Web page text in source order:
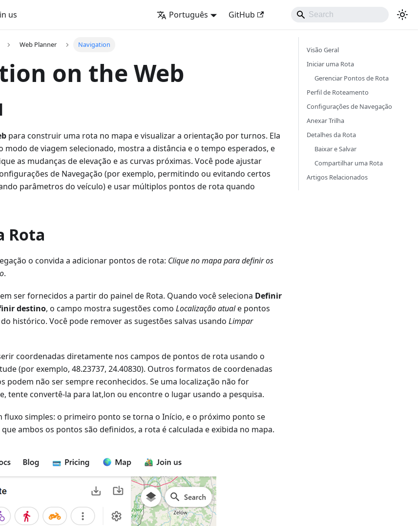
us Português GitHub
Web Planner Navigation
on the Web
para construir uma rota no mapa e visualizar a orientação por turnos. Ela
modo de viagem selecionado, mostra a distância e o tempo esperados, e
as mudanças de elevação e as curvas próximas. Você pode ajustar
de Navegação (por exemplo, permitindo ou evitando certos
parâmetros do veículo) e usar múltiplos pontos de rota quando
Rota
o convida a adicionar pontos de rota: Clique no mapa para definir os
.
ser fornecidos a partir do painel de Rota. Quando você seleciona Definir
destino, o campo mostra sugestões como Localização atuale pontos
histórico. Você pode remover as sugestões salvas usando Limpar
coordenadas diretamente nos campos de pontos de rota usando o
(por exemplo, 48.23737, 24.40830). Outros formatos de coordenadas
podem não ser sempre reconhecidos. Se uma localização não for
tente convertê-la para lat,lon ou encontre o lugar usando a pesquisa.
fluxo simples: o primeiro ponto se torna o Início, e o próximo ponto se
ambos os pontos são definidos, a rota é calculada e exibida no mapa.
Visão Geral
Iniciar uma Rota
Gerenciar Pontos de Rota
Perfil de Roteamento
Configurações de Navegação
Anexar Trilha
Detalhes da Rota
Baixar e Salvar
Compartilhar uma Rota
Artigos Relacionados